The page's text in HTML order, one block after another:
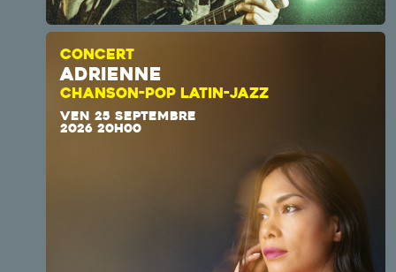
CONCERT
ADRIENNE
CHANSON-POP LATIN-JAZZ
VEN 25 SEPTEMBRE
2026 20H00